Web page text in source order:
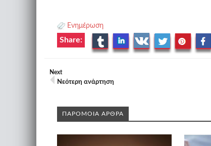
Ενημέρωση
Share:
Next
Νεότερη ανάρτηση
ΠΑΡΟΜΟΙΑ ΑΡΘΡΑ